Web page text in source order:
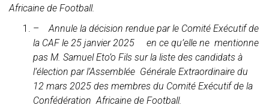
Africaine de Football.
–Annule la décision rendue par le Comité Exécutif de
la CAF le 25 janvier 2025 en ce qu’elle ne mentionne
pas M. Samuel Eto’o Fils sur la liste des candidats à
l’élection par l’Assemblée Générale Extraordinaire du
12 mars 2025 des membres du Comité Exécutif de la
Confédération Africaine de Football.